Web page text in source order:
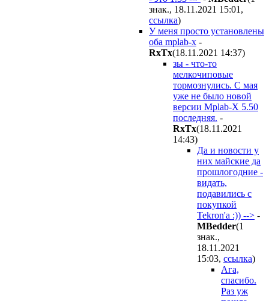
знак., 18.11.2021 15:01 ,
ссылка)
У меня просто установлены
оба mplab-x -
RxTx(18.11.2021 14:37)
зы - что-то
мелкочиповые
тормознулись. С мая
уже не было новой
версии Mplab-X 5.50
последняя. -
RxTx(18.11.2021
14:43)
Да и новости у
них майские да
прошлогодние -
видать,
подавились с
покупкой
Tekron'а :)) --> -
MBedder(1
знак.,
18.11.2021
15:03, ссылка)
Ага,
спасибо.
Раз уж